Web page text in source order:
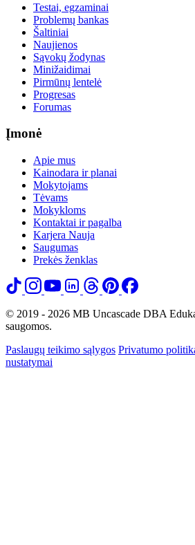
Testai, egzaminai
Problemų bankas
Šaltiniai
Naujienos
Sąvokų žodynas
Minižaidimai
Pirmūnų lentelė
Progresas
Forumas
Įmonė
Apie mus
Kainodara ir planai
Mokytojams
Tėvams
Mokykloms
Kontaktai ir pagalba
Karjera Nauja
Saugumas
Prekės ženklas
© 2019 - 2026 MB Uncascade DBA
saugomos.
Paslaugų teikimo sąlygos Privatumo
nustatymai